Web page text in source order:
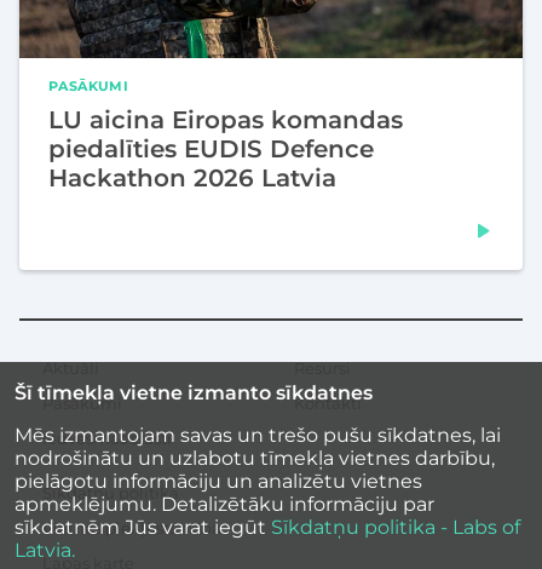
PASĀKUMI
LU aicina Eiropas komandas
piedalīties EUDIS Defence
Hackathon 2026 Latvia
Šī tīmekļa vietne izmanto sīkdatnes
Mēs izmantojam savas un trešo pušu sīkdatnes, lai
nodrošinātu un uzlabotu tīmekļa vietnes darbību,
pielāgotu informāciju un analizētu vietnes
apmeklējumu. Detalizētāku informāciju par
sīkdatnēm Jūs varat iegūt Sīkdatņu politika - Labs of
Latvia.
Sekundārā
izvēlne
Aktuāli
Pasākumi
Iedvesmas stāsti
Resursi
Kontakti
Sīkdatņu politika
Vietnes piekļūstamība
Lapas karte